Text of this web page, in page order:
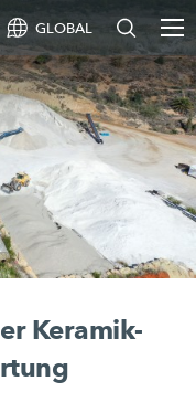
GLOBAL
Keramik-